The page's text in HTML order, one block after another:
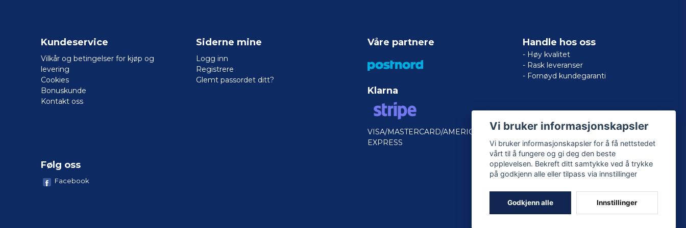
Kundeservice
Vilkår og betingelser for kjøp og
levering
Cookies
Bonuskunde
Kontakt oss
Siderne mine
Logg inn
Registrere
Glemt passordet ditt?
Våre partnere
Klarna
VISA/MASTERCARD/AMERICAN
EXPRESS
Handle hos oss
- Høy kvalitet
- Rask leveranser
- Fornøyd kundegaranti
Følg oss
Facebook
Vi bruker informasjonskapsler
Vi bruker informasjonskapsler for å få nettstedet
vårt til å fungere og gi deg den beste
opplevelsen. Bekreft ditt samtykke ved å trykke
på godkjenn alle eller tilpass via innstillinger
Godkjenn alle Innstillinger